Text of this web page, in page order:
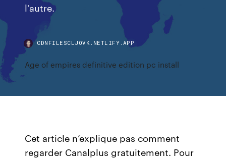
l'autre.
CDNFILESCLJOVK.NETLIFY.APP
Age of empires definitive edition pc install
Cet article n’explique pas comment
regarder Canalplus gratuitement. Pour